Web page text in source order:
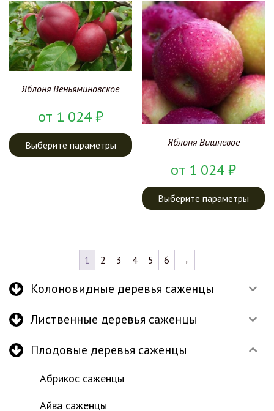
Колоновидные деревья саженцы
Лиственные деревья саженцы
Плодовые деревья саженцы
Абрикос саженцы
Айва саженцы
Яблоня Веньяминовское
от 1 024₽
Выберите параметры Яблоня Вишневое
от 1 024₽
Выберите параметры
1 2 3 4 5 6 →